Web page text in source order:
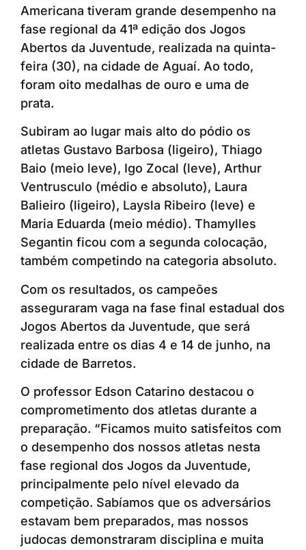
Americana tiveram grande desempenho na
fase regional da 41ª edição dos Jogos
Abertos da Juventude, realizada na quinta-
feira (30), na cidade de Aguaí. Ao todo,
foram oito medalhas de ouro e uma de
prata.
Subiram ao lugar mais alto do pódio os
atletas Gustavo Barbosa (ligeiro), Thiago
Baio (meio leve), Igo Zocal (leve), Arthur
Ventrusculo (médio e absoluto), Laura
Balieiro (ligeiro), Laysla Ribeiro (leve) e
Maria Eduarda (meio médio). Thamylles
Segantin ficou com a segunda colocação,
também competindo na categoria absoluto.
Com os resultados, os campeões
asseguraram vaga na fase final estadual dos
Jogos Abertos da Juventude, que será
realizada entre os dias 4 e 14 de junho, na
cidade de Barretos.
O professor Edson Catarino destacou o
comprometimento dos atletas durante a
preparação. “Ficamos muito satisfeitos com
o desempenho dos nossos atletas nesta
fase regional dos Jogos da Juventude,
principalmente pelo nível elevado da
competição. Sabíamos que os adversários
estavam bem preparados, mas nossos
judocas demonstraram disciplina e muita